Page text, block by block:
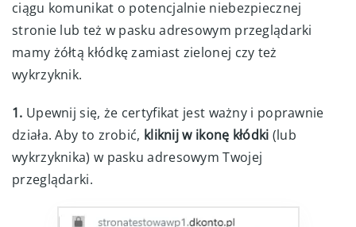
ciągu komunikat o potencjalnie niebezpiecznej
stronie lub też w pasku adresowym przeglądarki
mamy żółtą kłódkę zamiast zielonej czy też
wykrzyknik.
1. Upewnij się, że certyfikat jest ważny i poprawnie
działa. Aby to zrobić, kliknij w ikonę kłódki (lub
wykrzyknika) w pasku adresowym Twojej
przeglądarki.